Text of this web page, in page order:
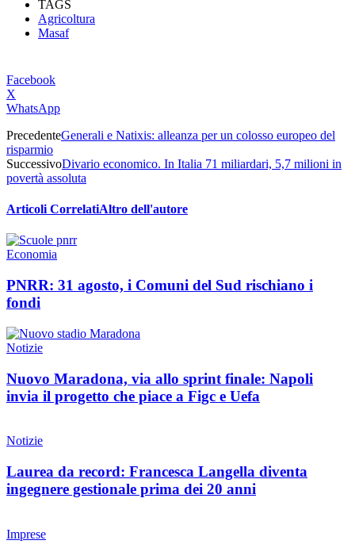
TAGS
Agricoltura
Masaf
Facebook
X
WhatsApp
PrecedenteGenerali e Natixis: alleanza per un colosso europeo del
risparmio
SuccessivoDivario economico. In Italia 71 miliardari, 5,7 milioni in
povertà assoluta
Articoli CorrelatiAltro dell'autore
Economia
PNRR: 31 agosto, i Comuni del Sud rischiano i
fondi
Notizie
Nuovo Maradona, via allo sprint finale: Napoli
invia il progetto che piace a Figc e Uefa
Notizie
Laurea da record: Francesca Langella diventa
ingegnere gestionale prima dei 20 anni
Imprese